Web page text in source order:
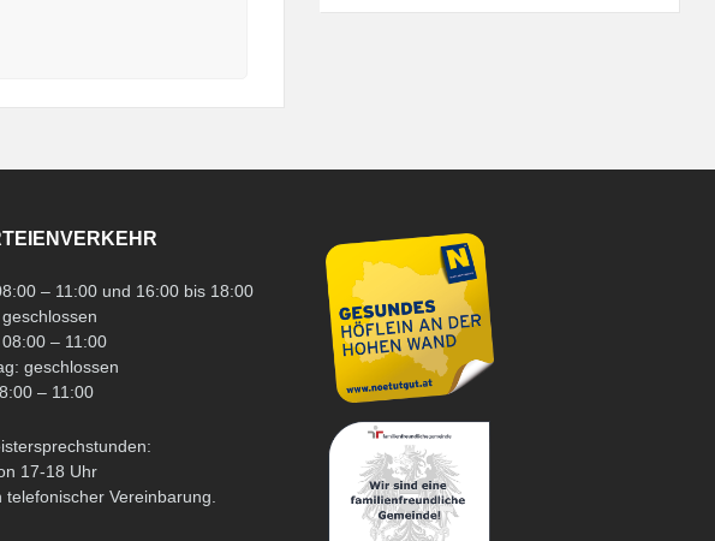
– 11:00 und 16:00 bis 18:00
– 11:00
geschlossen
– 11:00
17-18 Uhr
telefonischer Vereinbarung.